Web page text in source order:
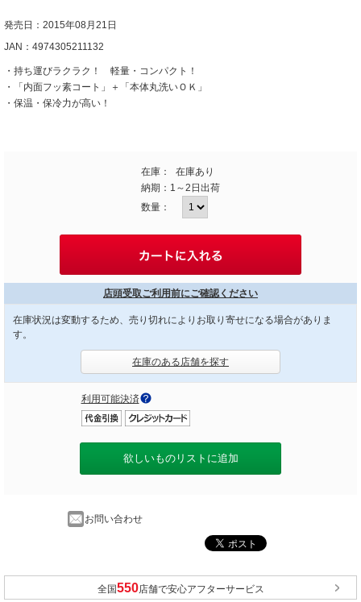
発売日：2015年08月21日
JAN：4974305211132
・持ち運びラクラク！ 軽量・コンパクト！
・「内面フッ素コート」＋「本体丸洗いＯＫ」
・保温・保冷力が高い！
在庫：
在庫あり
納期： 1～2日出荷
数量：
店頭受取ご利用前にご確認ください
在庫状況は変動するため、売り切れによりお取り寄せになる場合がありま
す。
在庫のある店舗を探す
利用可能決済
欲しいものリストに追加
お問い合わせ
全国 店舗で安心アフターサービス